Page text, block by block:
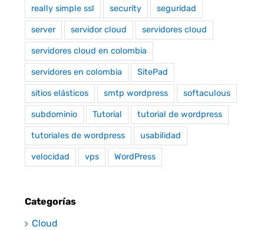
really simple ssl security seguridad
server servidor cloud servidores cloud
servidores cloud en colombia
servidores en colombia SitePad
sitios elásticos smtp wordpress softaculous
subdominio Tutorial tutorial de wordpress
tutoriales de wordpress usabilidad
velocidad vps WordPress
Categorías
Cloud